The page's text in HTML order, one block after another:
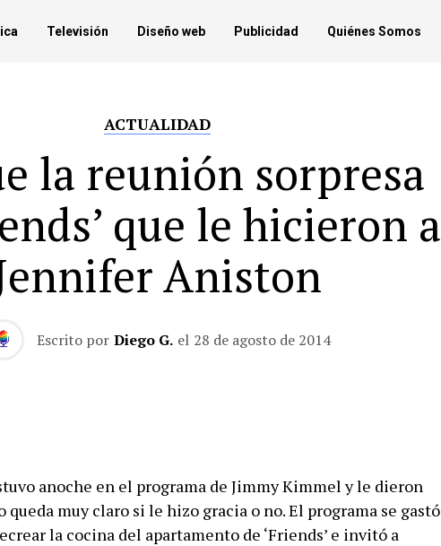
Televisión Diseño web Publicidad Quiénes Somos
ACTUALIDAD
la reunión sorpresa
que le hicieron a
Aniston
Escrito por Diego G. el 28 de agosto de 2014
anoche en el programa de Jimmy Kimmel y le dieron
queda muy claro si le hizo gracia o no. El programa se gastó
la cocina del apartamento de ‘Friends’ e invitó a